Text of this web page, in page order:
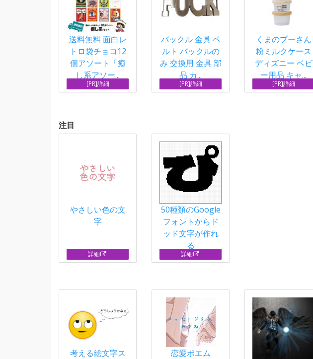
送料無料 面白レ
トロ袋チョコ12
個アソート「癒
し系アソー...
[PR]詳細
バックル 金具 ベ
ルト バックルの
み 交換用 金具 部
品 カ...
[PR]詳細
くまのプーさん
粉ミルクケース
ディズニー ベビ
ー用品 キャ...
[PR]詳細
注目
やさしい色の文
字
詳細
50種類のGoogle
フォントからド
ッド文字が作れ
る
詳細
考える絵文字ス
恋愛ポエム